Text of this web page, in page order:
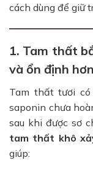
cách dùng để giữ
1. Tam thất
và ổn định hơn
Tam thất tươi
saponin chưa
sau khi được sơ
tam thất khô
giúp: